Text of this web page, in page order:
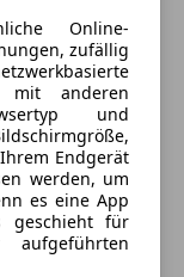
Online-
zufällig
mit anderen
und
Endgerät
werden, um
es eine App
geschieht für